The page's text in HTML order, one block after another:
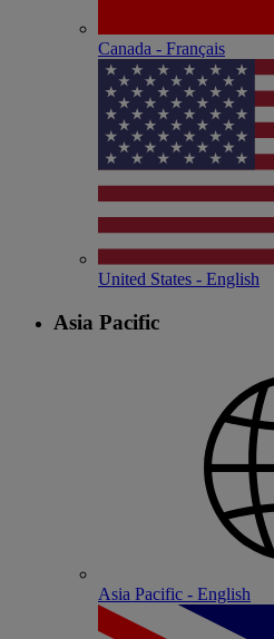
Canada - Français
United States - English
Asia Pacific
Asia Pacific - English